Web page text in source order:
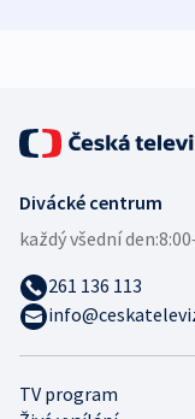
TV program
Divácké centrum
každý všední den:
261 136 113